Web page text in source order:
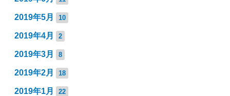
2019年5月 10
2019年4月 2
2019年3月 8
2019年2月 18
2019年1月 22